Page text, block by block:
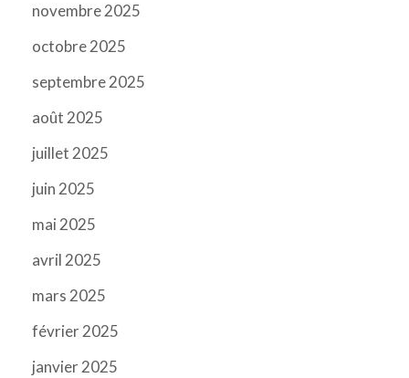
novembre 2025
octobre 2025
septembre 2025
août 2025
juillet 2025
juin 2025
mai 2025
avril 2025
mars 2025
février 2025
janvier 2025